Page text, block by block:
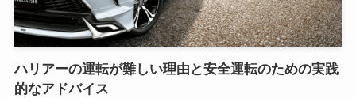
ハリアーの運転が難しい理由と安全運転のための実践
的なアドバイス